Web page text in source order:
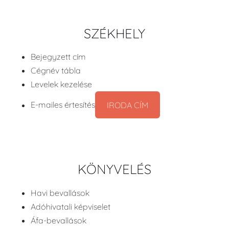
SZÉKHELY
Bejegyzett cím
Cégnév tábla
Levelek kezelése
E-mailes értesítés IRODA CÍM
KÖNYVELÉS
Havi bevallások
Adóhivatali képviselet
Áfa-bevallások